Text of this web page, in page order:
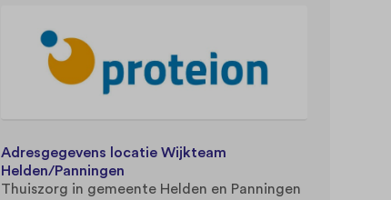
Adresgegevens locatie Wijkteam
Helden/Panningen
Thuiszorg in gemeente Helden en Panningen